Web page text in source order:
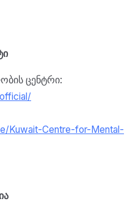
ცენტრი:
Kuwait-Centre-for-Mental-